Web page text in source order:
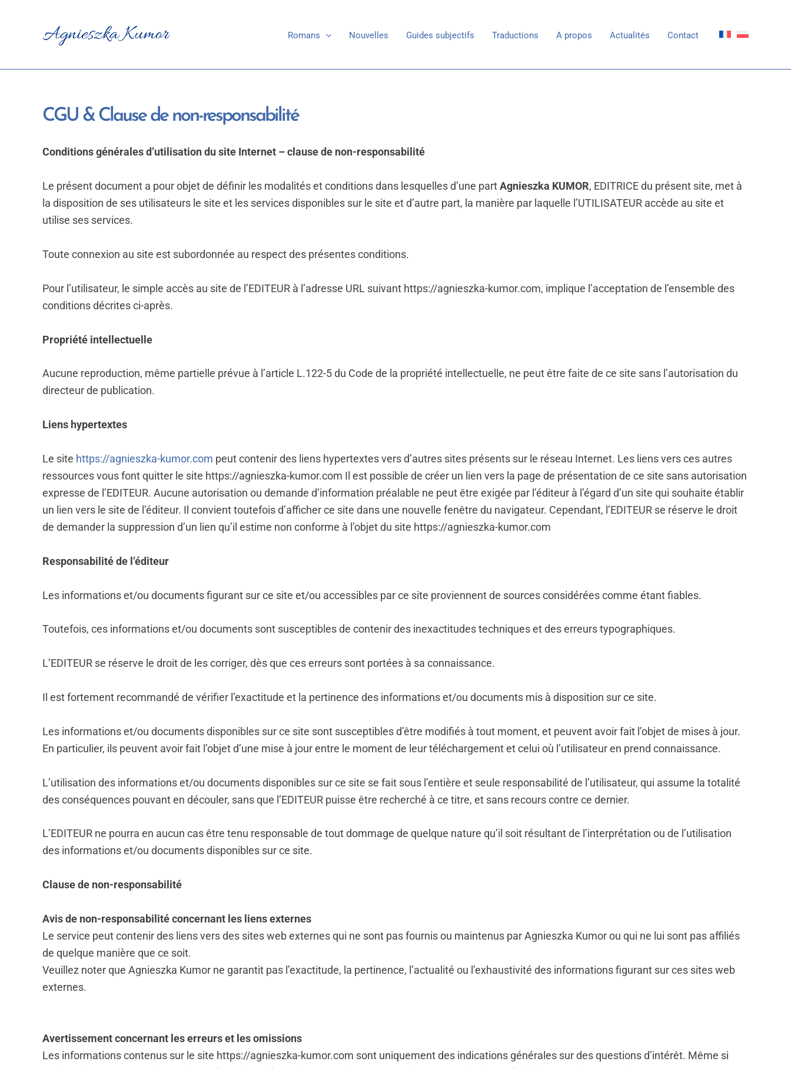
Romans Nouvelles Guides subjectifs Traductions A propos Actualités Contact
CGU & Clause de non-responsabilité
Conditions générales d’utilisation du site Internet – clause de non-responsabilité
Le présent document a pour objet de définir les modalités et conditions dans lesquelles d’une partAgnieszka KUMOR, EDITRICE du présent site, met à
la disposition de ses utilisateurs le site et les services disponibles sur le site et d’autre part, la manière par laquelle l’UTILISATEUR accède au site et
utilise ses services.
Toute connexion au site est subordonnée au respect des présentes conditions.
Pour l’utilisateur, le simple accès au site de l’EDITEUR à l’adresse URL suivant https://agnieszka-kumor.com, implique l’acceptation de l’ensemble des
conditions décrites ci-après.
Propriété intellectuelle
Aucune reproduction, même partielle prévue à l’article L.122-5 du Code de la propriété intellectuelle, ne peut être faite de ce site sans l’autorisation du
directeur de publication.
Liens hypertextes
Le site https://agnieszka-kumor.com peut contenir des liens hypertextes vers d’autres sites présents sur le réseau Internet. Les liens vers ces autres
ressources vous font quitter le site https://agnieszka-kumor.com Il est possible de créer un lien vers la page de présentation de ce site sans autorisation
expresse de l’EDITEUR. Aucune autorisation ou demande d’information préalable ne peut être exigée par l’éditeur à l’égard d’un site qui souhaite établir
un lien vers le site de l’éditeur. Il convient toutefois d’afficher ce site dans une nouvelle fenêtre du navigateur. Cependant, l’EDITEUR se réserve le droit
de demander la suppression d’un lien qu’il estime non conforme à l’objet du site https://agnieszka-kumor.com
Responsabilité de l’éditeur
Les informations et/ou documents figurant sur ce site et/ou accessibles par ce site proviennent de sources considérées comme étant fiables.
Toutefois, ces informations et/ou documents sont susceptibles de contenir des inexactitudes techniques et des erreurs typographiques.
L’EDITEUR se réserve le droit de les corriger, dès que ces erreurs sont portées à sa connaissance.
Il est fortement recommandé de vérifier l’exactitude et la pertinence des informations et/ou documents mis à disposition sur ce site.
Les informations et/ou documents disponibles sur ce site sont susceptibles d’être modifiés à tout moment, et peuvent avoir fait l’objet de mises à jour.
En particulier, ils peuvent avoir fait l’objet d’une mise à jour entre le moment de leur téléchargement et celui où l’utilisateur en prend connaissance.
L’utilisation des informations et/ou documents disponibles sur ce site se fait sous l’entière et seule responsabilité de l’utilisateur, qui assume la totalité
des conséquences pouvant en découler, sans que l’EDITEUR puisse être recherché à ce titre, et sans recours contre ce dernier.
L’EDITEUR ne pourra en aucun cas être tenu responsable de tout dommage de quelque nature qu’il soit résultant de l’interprétation ou de l’utilisation
des informations et/ou documents disponibles sur ce site.
Clause de non-responsabilité
Avis de non-responsabilité concernant les liens externes
Le service peut contenir des liens vers des sites web externes qui ne sont pas fournis ou maintenus par Agnieszka Kumor ou qui ne lui sont pas affiliés
de quelque manière que ce soit.
Veuillez noter que Agnieszka Kumor ne garantit pas l’exactitude, la pertinence, l’actualité ou l’exhaustivité des informations figurant sur ces sites web
externes.
Avertissement concernant les erreurs et les omissions
Les informations contenus sur le site https://agnieszka-kumor.com sont uniquement des indications générales sur des questions d’intérêt. Même si